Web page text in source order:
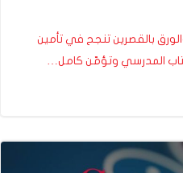
بالقصرين تنجح في تأمين